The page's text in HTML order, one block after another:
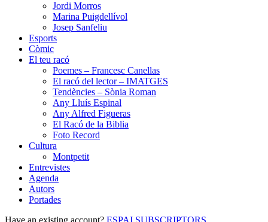
Jordi Morros
Marina Puigdellívol
Josep Sanfeliu
Esports
Còmic
El teu racó
Poemes – Francesc Canellas
El racó del lector – IMATGES
Tendències – Sònia Roman
Any Lluís Espinal
Any Alfred Figueras
El Racó de la Biblia
Foto Record
Cultura
Montpetit
Entrevistes
Agenda
Autors
Portades
Have an existing account? ESPAI SUBSCRIPTORS